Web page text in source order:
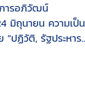
ารอภิวัฒน์
มิถุนายน ความเป็น
"ปฏิวัติ, รัฐประหาร,